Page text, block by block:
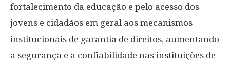
fortalecimento da educação e pelo acesso dos
jovens e cidadãos em geral aos mecanismos
institucionais de garantia de direitos, aumentando
a segurança e a confiabilidade nas instituições de